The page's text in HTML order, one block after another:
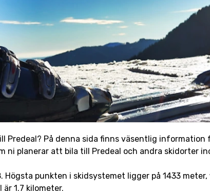
Predeal? På denna sida finns väsentlig information
ni planerar att bila till Predeal och andra skidorter
punkten i skidsystemet ligger på 1433
1.7 kilometer.